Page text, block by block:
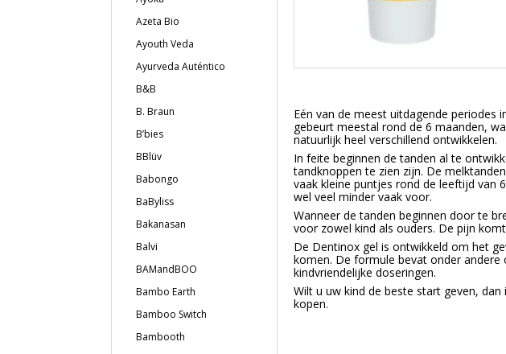
Azeta Bio
Ayouth Veda
Ayurveda Auténtico
B&B
B. Braun
B’bies
BBlüv
Babongo
BaByliss
Bakanasan
Balvi
BAMandBOO
Bambo Earth
Bamboo Switch
Bambooth
Eén van de meest uitdagende periodes
gebeurt meestal rond de 6 maanden,
natuurlijk heel verschillend ontwikkelen.
In feite beginnen de tanden al te
tandknoppen te zien zijn. De
vaak kleine puntjes rond de leeftijd van
wel veel minder vaak voor.
Wanneer de tanden beginnen door te
voor zowel kind als ouders. De pijn
De Dentinox gel is ontwikkeld om het
komen. De formule bevat onder
kindvriendelijke doseringen.
Wilt u uw kind de beste start geven,
kopen.